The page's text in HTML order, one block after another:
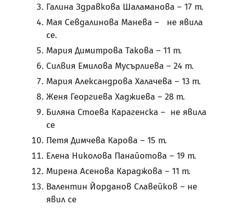
Галина Здравкова Шаламанова – 17 т.
Мая Севдалинова Манева – не явила
се.
Мария Димитрова Такова – 11 т.
Силвия Емилова Мусърлиева – 24 т.
Мария Александрова Халачева – 13 т.
Женя Георгиева Хаджиева – 28 т.
Биляна Стоева Карагенска – не явила
се
Петя Димчева Карова – 15 т.
Елена Николова Панайотова – 19 т.
Мирена Асенова Караджова – 11 т.
Валентин Йорданов Славейков – не
явил се